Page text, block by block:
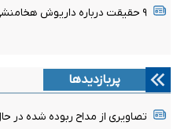
۹ حقیقت درباره داریوش هخامنشی که شاید نمی‌دانستید
پربازدیدها
تصاویری از مداح ربوده شده در